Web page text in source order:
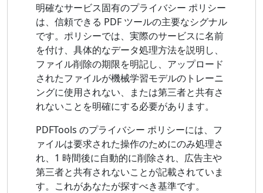
明確なサービス固有のプライバシー ポリシー
は、信頼できる PDF ツールの主要なシグナル
です。ポリシーでは、実際のサービスに名前
を付け、具体的なデータ処理方法を説明し、
ファイル削除の期限を明記し、アップロード
されたファイルが機械学習モデルのトレーニ
ングに使用されない、または第三者と共有さ
れないことを明確にする必要があります。
PDFTools のプライバシー ポリシーには、フ
ァイルは要求された操作のためにのみ処理さ
れ、1 時間後に自動的に削除され、広告主や
第三者と共有されないことが記載されていま
す。これがあなたが探すべき基準です。